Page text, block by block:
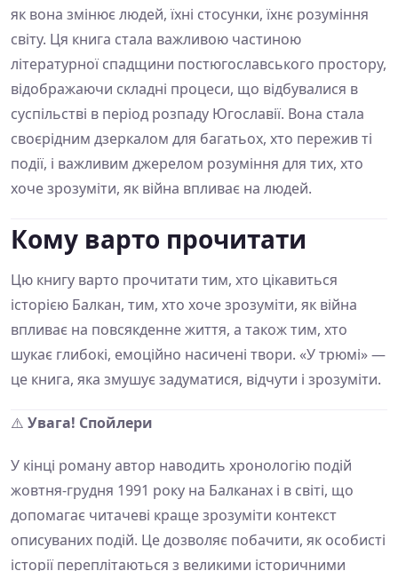
як вона змінює людей, їхні стосунки, їхнє розуміння
світу. Ця книга стала важливою частиною
літературної спадщини постюгославського простору,
відображаючи складні процеси, що відбувалися в
суспільстві в період розпаду Югославії. Вона стала
своєрідним дзеркалом для багатьох, хто пережив ті
події, і важливим джерелом розуміння для тих, хто
хоче зрозуміти, як війна впливає на людей.
Кому варто прочитати
Цю книгу варто прочитати тим, хто цікавиться
історією Балкан, тим, хто хоче зрозуміти, як війна
впливає на повсякденне життя, а також тим, хто
шукає глибокі, емоційно насичені твори. «У трюмі» —
це книга, яка змушує задуматися, відчути і зрозуміти.
⚠️ Увага! Спойлери
У кінці роману автор наводить хронологію подій
жовтня-грудня 1991 року на Балканах і в світі, що
допомагає читачеві краще зрозуміти контекст
описуваних подій. Це дозволяє побачити, як особисті
історії переплітаються з великими історичними